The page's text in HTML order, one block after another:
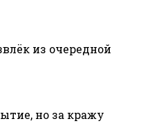
из очередной
но за кражу